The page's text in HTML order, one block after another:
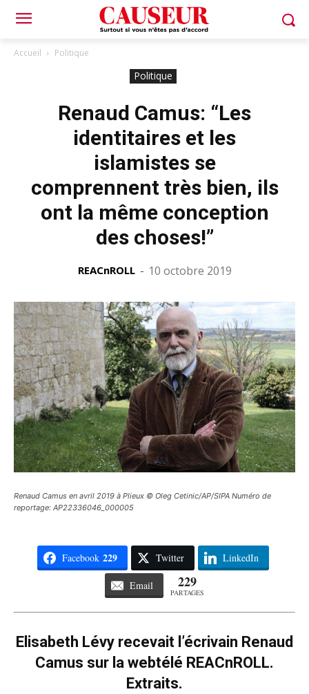
Accueil Politique
Politique
Renaud Camus: “Les
identitaires et les
islamistes se
comprennent très bien, ils
ont la même conception
des choses!”
REACnROLL - 10 octobre 2019
Renaud Camus en avril 2019 à Plieux © Oleg Cetinic/AP/SIPA Numéro de
reportage: AP22336046_000005
Facebook 229 Twitter LinkedIn
Email 229
PARTAGES
Elisabeth Lévy recevait l’écrivain Renaud
Camus sur la webtélé REACnROLL.
Extraits.